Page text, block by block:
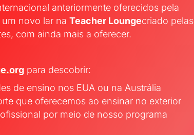
anteriormente oferecidos pela
novo lar na Teacher Loungecriado pelas
com ainda mais a oferecer.
para descobrir:
de ensino nos EUA ou na Austrália
que oferecemos ao ensinar no exterior
por meio de nosso programa